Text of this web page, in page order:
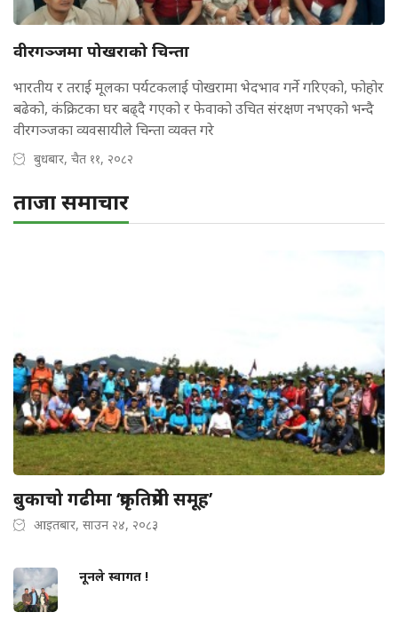
वीरगञ्जमा पोखराको चिन्ता
भारतीय र तराई मूलका पर्यटकलाई पोखरामा भेदभाव गर्ने गरिएको, फोहोर
बढेको, कंक्रिटका घर बढ्दै गएको र फेवाको उचित संरक्षण नभएको भन्दै
वीरगञ्जका व्यवसायीले चिन्ता व्यक्त गरे
बुधबार, चैत ११, २०८२
ताजा समाचार
बुकाचो गढीमा ‘प्रकृतिप्रेमी समूह’
आइतबार, साउन २४, २०८३
नूनले स्वागत !